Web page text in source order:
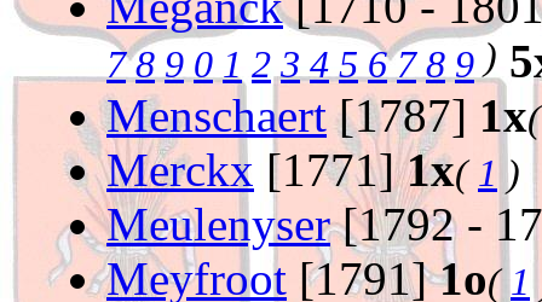
7 8 9 0 1 2 3 4 5 6 7 8 9)
Menschaert[1787] 1x
Merckx [1771]1x( 1 )
Meulenyser[1792 -
Meyfroot [1791]1o( 1